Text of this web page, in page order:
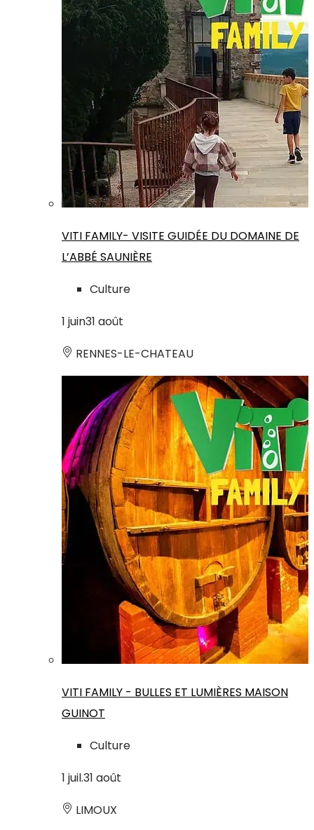
VITI FAMILY- VISITE GUIDÉE DU DOMAINE DE
L’ABBÉ SAUNIÈRE
Culture
1 juin31 août
RENNES-LE-CHATEAU
VITI FAMILY - BULLES ET LUMIÈRES MAISON
GUINOT
Culture
1 juil.31 août
LIMOUX